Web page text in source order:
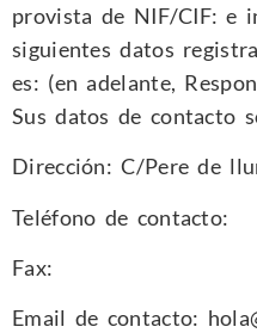
provista de NIF/CIF: e
siguientes datos
es: (en adelante,
Sus datos de contacto
Dirección: C/Pere de
Teléfono de contacto:
Fax:
Email de contacto: